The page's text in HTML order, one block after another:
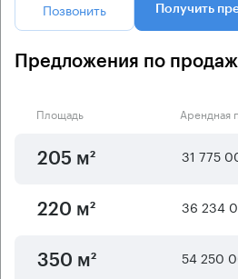
Позвонить Получить
Предложения по
Площадь Арендная
205 м² 31 775
220 м² 36 234
350 м² 54 250